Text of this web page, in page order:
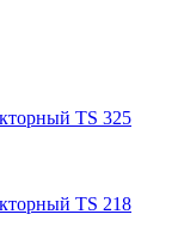
TS 325
TS 218